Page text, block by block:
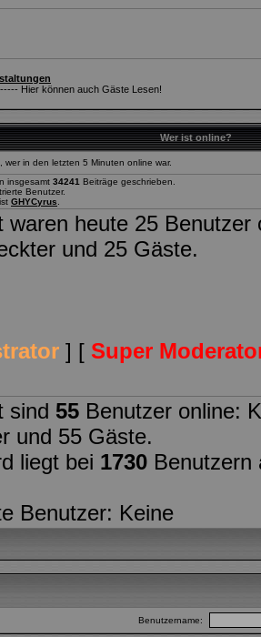
Hier können auch Gäste Lesen!
Wer ist online?
wer in den letzten 5 Minuten online war.
insgesamt 34241 Beiträge geschrieben.
Benutzer.
GHYCyrus
waren heute 25
und 25 Gäste.
] [ Super
sind 55 Benutzer online:
und 55 Gäste.
liegt bei 1730 Benutzern
Benutzer: Keine
Benutzername: